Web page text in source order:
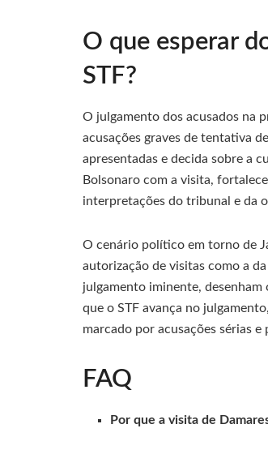
O que esperar
STF?
O julgamento dos acusados na
acusações graves de tentativa
apresentadas e decida sobre a
Bolsonaro com a visita,
interpretações do tribunal e da
O cenário político em torno de
autorização de visitas como a
julgamento iminente,
que o STF avança no
marcado por acusações sérias
FAQ
Por que a visita de